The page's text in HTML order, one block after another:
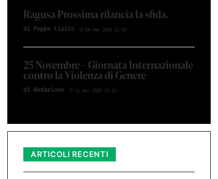
Ragusa Prossima rilancia la sfida.
di Peppe Li­z­zio 24 Gen 2026 11:01
25 Novembre – Giornata Internazionale
contro la Violenza di Genere
di Red­azio­ne 11 Nov 2025 23:11
ARTICOLI RECENTI